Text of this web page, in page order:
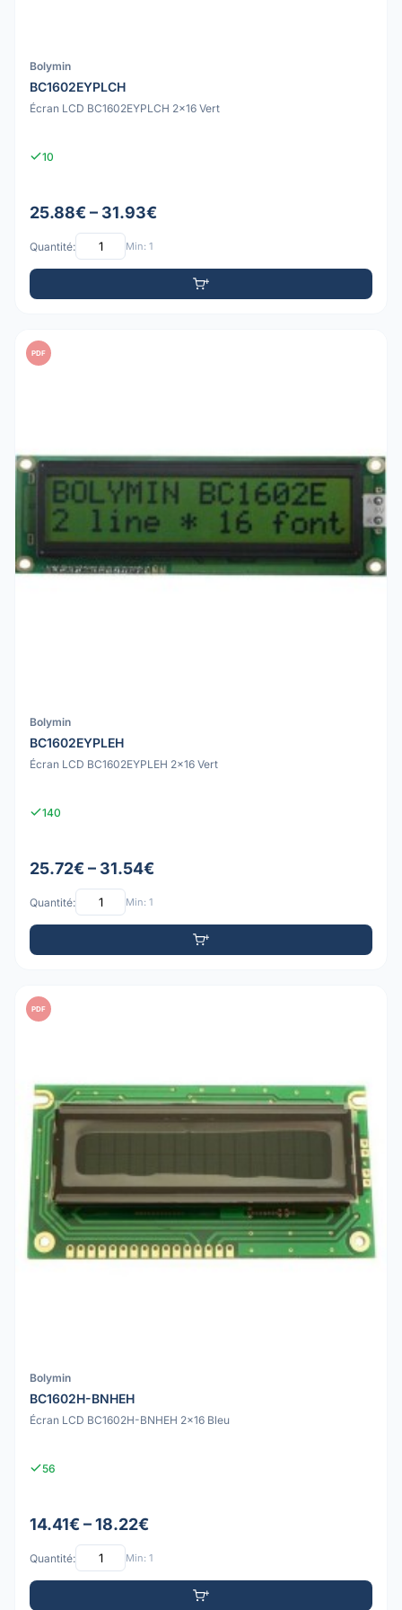
Bolymin
BC1602EYPLCH
Écran LCD BC1602EYPLCH 2x16 Vert
10
25.88€ – 31.93€
Quantité: Min: 1
PDF
Bolymin
BC1602EYPLEH
Écran LCD BC1602EYPLEH 2x16 Vert
140
25.72€ – 31.54€
Quantité: Min: 1
PDF
Bolymin
BC1602H-BNHEH
Écran LCD BC1602H-BNHEH 2x16 Bleu
56
14.41€ – 18.22€
Quantité: Min: 1